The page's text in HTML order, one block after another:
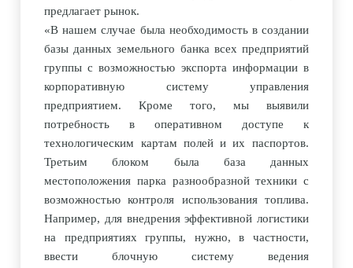
предлагает рынок.
«В нашем случае была необходимость в создании
базы данных земельного банка всех предприятий
группы с возможностью экспорта информации в
корпоративную систему управления
предприятием. Кроме того, мы выявили
потребность в оперативном доступе к
технологическим картам полей и их паспортов.
Третьим блоком была база данных
местоположения парка разнообразной техники с
возможностью контроля использования топлива.
Например, для внедрения эффективной логистики
на предприятиях группы, нужно, в частности,
ввести блочную систему ведения